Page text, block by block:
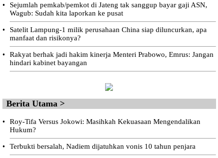
•
Sejumlah pemkab/pemkot di Jateng tak sanggup bayar gaji ASN,
Wagub: Sudah kita laporkan ke pusat
•
Satelit Lampung-1 milik perusahaan China siap diluncurkan, apa
manfaat dan risikonya?
•
Rakyat berhak jadi hakim kinerja Menteri Prabowo, Emrus: Jangan
hindari kabinet bayangan
Berita Utama >
•
Roy-Tifa Versus Jokowi: Masihkah Kekuasaan Mengendalikan
Hukum?
• Terbukti bersalah, Nadiem dijatuhkan vonis 10 tahun penjara